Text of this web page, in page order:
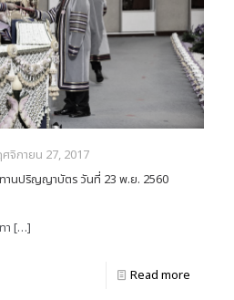
จิกายน 27, 2017
านปริญญาบัตร วันที่ 23 พ.ย. 2560
า […]
Read more